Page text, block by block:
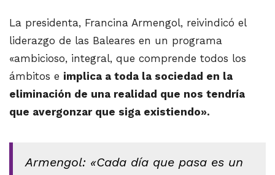
La presidenta, Francina Armengol, reivindicó el
liderazgo de las Baleares en un programa
«ambicioso, integral, que comprende todos los
ámbitos e implica a toda la sociedad en la
eliminación de una realidad que nos tendría
que avergonzar que siga existiendo».
Armengol: «Cada día que pasa es un